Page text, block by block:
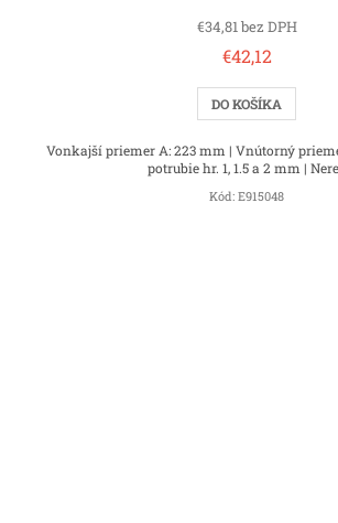
€34,81 bez DPH
€42,12
DO KOŠÍKA
Vonkajší priemer A: 223 mm | Vnútorný
potrubie hr. 1, 1.5 a 2 mm |
Kód: E915048